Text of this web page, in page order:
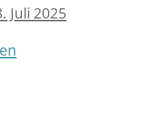
Juli 2025